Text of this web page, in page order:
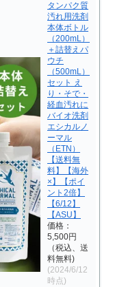
タンパク質
汚れ用洗剤
本体ボトル
（200mL）
＋詰替えパ
ウチ
（500mL）
セット え
り・そで・
経血汚れに
バイオ洗剤
エシカルノ
ーマル
（ETN）
【送料無
料】【海外
×】【ポイ
ント2倍】
【6/12】
【ASU】
価格：
5,500円
（税込、送
料無料)
(2024/6/12
時点)